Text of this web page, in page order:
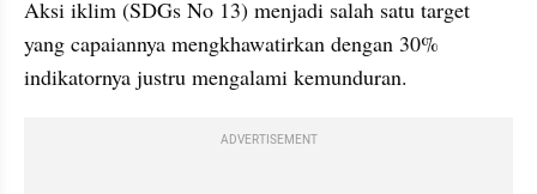
Aksi iklim (SDGs No 13) menjadi salah satu target
yang capaiannya mengkhawatirkan dengan 30%
indikatornya justru mengalami kemunduran.
ADVERTISEMENT